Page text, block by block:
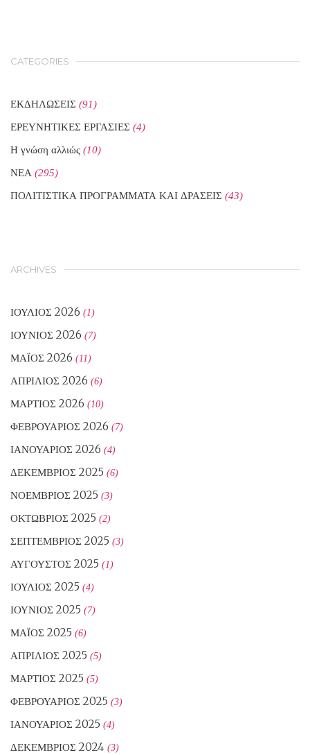
CATEGORIES
ΕΚΔΗΛΩΣΕΙΣ (91)
ΕΡΕΥΝΗΤΙΚΕΣ ΕΡΓΑΣΙΕΣ (4)
Η γνώση αλλιώς (10)
ΝΕΑ (295)
ΠΟΛΙΤΙΣΤΙΚΑ ΠΡΟΓΡΑΜΜΑΤΑ ΚΑΙ ΔΡΑΣΕΙΣ (43)
ARCHIVES
ΙΟΎΛΙΟΣ 2026 (1)
ΙΟΎΝΙΟΣ 2026 (7)
ΜΆΙΟΣ 2026 (11)
ΑΠΡΊΛΙΟΣ 2026 (6)
ΜΆΡΤΙΟΣ 2026 (10)
ΦΕΒΡΟΥΆΡΙΟΣ 2026 (7)
ΙΑΝΟΥΆΡΙΟΣ 2026 (4)
ΔΕΚΈΜΒΡΙΟΣ 2025 (6)
ΝΟΈΜΒΡΙΟΣ 2025 (3)
ΟΚΤΏΒΡΙΟΣ 2025 (2)
ΣΕΠΤΈΜΒΡΙΟΣ 2025 (3)
ΑΎΓΟΥΣΤΟΣ 2025 (1)
ΙΟΎΛΙΟΣ 2025 (4)
ΙΟΎΝΙΟΣ 2025 (7)
ΜΆΙΟΣ 2025 (6)
ΑΠΡΊΛΙΟΣ 2025 (5)
ΜΆΡΤΙΟΣ 2025 (5)
ΦΕΒΡΟΥΆΡΙΟΣ 2025 (3)
ΙΑΝΟΥΆΡΙΟΣ 2025 (4)
ΔΕΚΈΜΒΡΙΟΣ 2024 (3)